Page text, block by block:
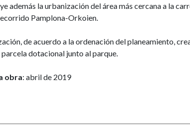
además la urbanización del área más cercana a la
Pamplona-Orkoien.
de acuerdo a la ordenación del planeamiento,
dotacional junto al parque.
obra: abril de 2019